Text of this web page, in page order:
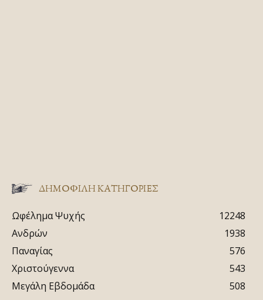
ΔΗΜΟΦΙΛΗ ΚΑΤΗΓΟΡΙΕΣ
Ωφέλημα Ψυχής
12248
Ανδρών
1938
Παναγίας
576
Χριστούγεννα
543
Μεγάλη Εβδομάδα
508